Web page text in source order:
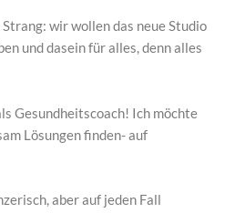
wir wollen das neue Studio
und dasein für alles, denn alles
Gesundheitscoach! Ich möchte
Lösungen finden- auf
aber auf jeden Fall